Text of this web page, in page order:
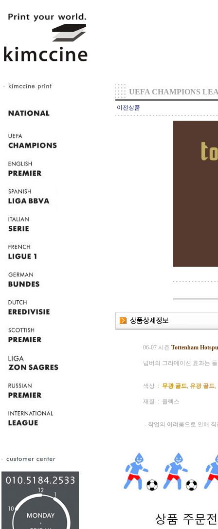
UEFA CHAMPIONS
이전상품
06-07 시즌 Tottenham
넘버의 그라데이션 효과는
색상 : 무광 골드, 유광 골드,
재질 : 플렉스
- 작업의 어려움으로 인해